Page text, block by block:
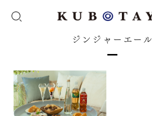
ジンジャーエール